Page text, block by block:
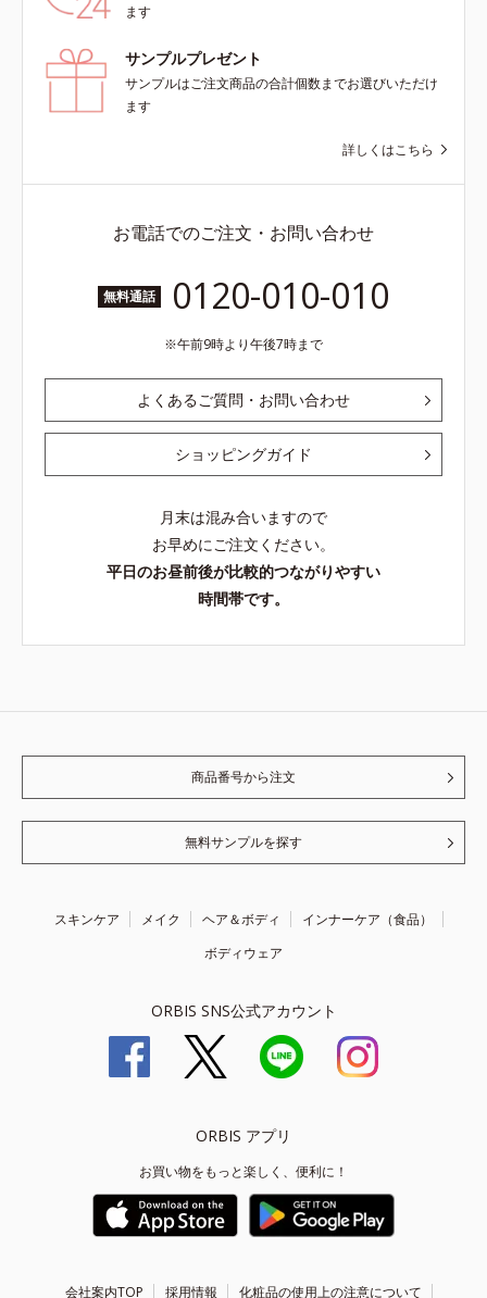
ます
サンプルプレゼント
サンプルはご注文商品の合計個数までお選びいただけ
ます
詳しくはこちら
お電話でのご注文・お問い合わせ
無料通話 0120-010-010
午前9時より午後7時まで
よくあるご質問・お問い合わせ
ショッピングガイド
月末は混み合いますので
お早めにご注文ください。
平日のお昼前後が比較的つながりやすい
時間帯です。
商品番号から注文
無料サンプルを探す
スキンケア メイク ヘア＆ボディ
インナーケア（食品）
ボディウェア
ORBIS SNS公式アカウント
ORBIS アプリ
お買い物をもっと楽しく、便利に！
会社案内TOP 採用情報 化粧品の使用上の注意について